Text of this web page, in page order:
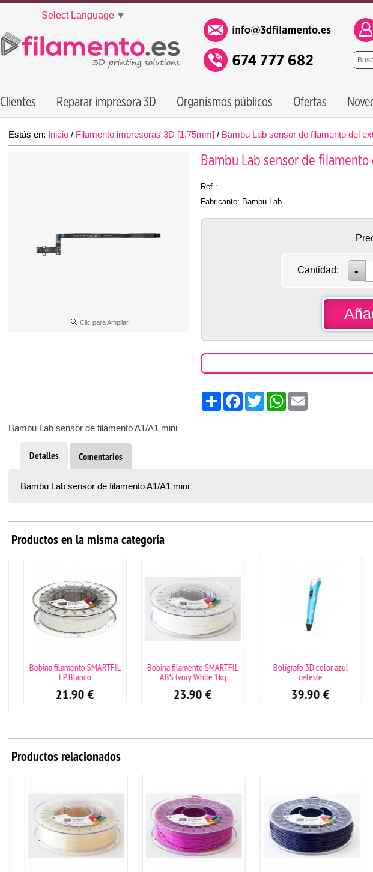
Select Language ▼
Clientes Reparar impresora 3D Organismos públicos Ofertas
Estás en: Inicio / Filamento impresoras 3D [1,75mm] / Bambu Lab sensor de filamento del
Clic para Ampliar
Bambu Lab sensor de filamento
Ref.:
Fabricante: Bambu Lab
Cantidad:
Share Facebook
TwitterWhatsApp
Bambu Lab sensor de filamento A1/A1 mini
Detalles Comentarios
Bambu Lab sensor de filamento A1/A1 mini
Productos en la misma categoría
Bobina filamento SMARTFIL
EP Blanco
21.90€
Bobina filamento SMARTFIL
ABS Ivory White 1kg
23.90€
Bolígrafo 3D color azul
celeste
39.90€
Productos relacionados